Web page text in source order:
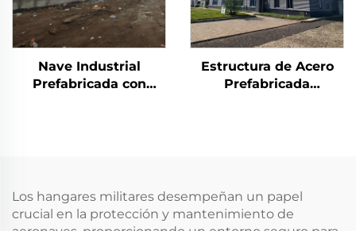
Nave Industrial
Prefabricada con
Estructura de Acero
Prefabricada
Edificio de Acero
Los hangares militares desempeñan un papel
crucial en la protección y mantenimiento de